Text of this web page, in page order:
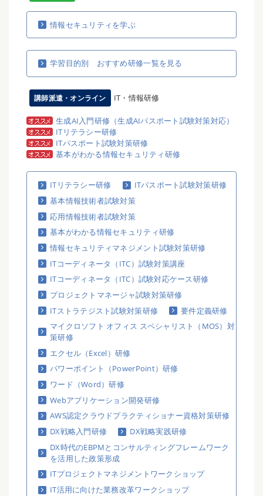
情報セキュリティを学ぶ
学習目的別 おすすめ研修一覧を見る
講師派遣・オンライン IT・情報研修
生成AI入門研修（生成AIパスポート試験対策対応）
ITリテラシー研修
ITパスポート試験対策研修
基本がわかる情報セキュリティ研修
ITリテラシー研修
ITパスポート試験対策研修
基本情報技術者試験対策
応用情報技術者試験対策
基本がわかる情報セキュリティ研修
情報セキュリティマネジメント試験対策研修
ITコーディネータ（ITC）試験対策講座
ITコーディネータ（ITC）試験対応ケース研修
プロジェクトマネージャ試験対策研修
ITストラテジスト試験対策研修
要件定義研修
マイクロソフト オフィス スペシャリスト（MOS）対
策研修
エクセル（Excel）研修
パワーポイント（PowerPoint）研修
ワード（Word）研修
Webアプリケーション開発研修
AWS認定クラウドプラクティショナー資格対策研修
DX戦略入門研修
DX戦略実践研修
DX時代のEBPMとコンサルティングフレームワーク
を活用した政策形成
ITプロジェクトマネジメントワークショップ
IT活用に向けた業務改革ワークショップ